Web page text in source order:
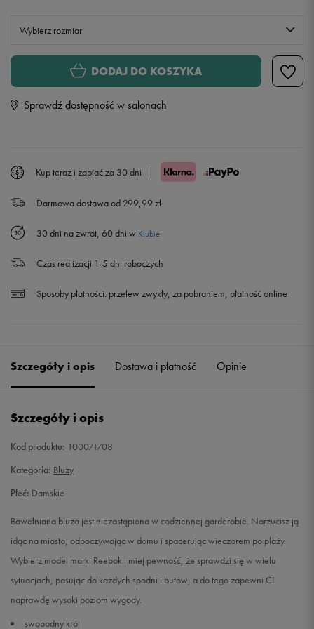
Wybierz rozmiar
S
Powiadom o dostępności
DODAJ DO KOSZYKA
Sprawdź dostępność w salonach
Kup teraz i zapłać za 30 dni |
Darmowa dostawa od 299,99 zł
30 dni na zwrot, 60 dni w Klubie
Czas realizacji 1-5 dni roboczych
Sposoby płatności: przelew zwykły, za pobraniem, płatność online
Szczegóły i opis Dostawa i płatność Opinie
Szczegóły i opis
Kod produktu: 100071708
Kategoria: Bluzy
Płeć: Damskie
Bawełniana bluza jest niezastąpiona w codziennej garderobie. Narzucisz ją
idąc na miasto, odpoczywając w domu i spacerując wieczorem po plaży.
Wybierz model marki Reebok i miej pewność, że sprawdzi się w wielu
sytuacjach, pasując do każdych spodni i butów, a do tego zapewni CI
naprawdę wysoki poziom wygody.
swobodny krój